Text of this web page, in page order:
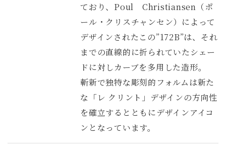
ており、Poul Christiansen（ポ
ール・クリスチャンセン）によって
デザインされたこの”172B”は、それ
までの直線的に折られていたシェー
ドに対しカーブを多用した造形。
斬新で独特な彫刻的フォルムは新た
な「レ クリント」デザインの方向性
を確立するとともにデザインアイコ
ンとなっています。